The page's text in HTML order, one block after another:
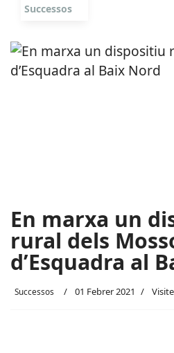
Successos
En marxa un
rural dels
d’Esquadra al
Successos 01 Febrer 2021